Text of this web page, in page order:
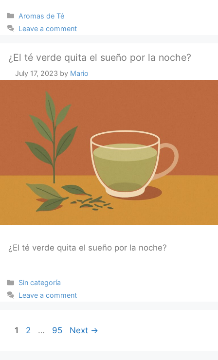
Categories
Aromas de Té
Leave a comment
¿El té verde quita el sueño por la noche?
July 17, 2023 by Mario
¿El té verde quita el sueño por la noche?
Categories
Sin categoría
Leave a comment
Page
1 Page
2 … Page
95 Next →